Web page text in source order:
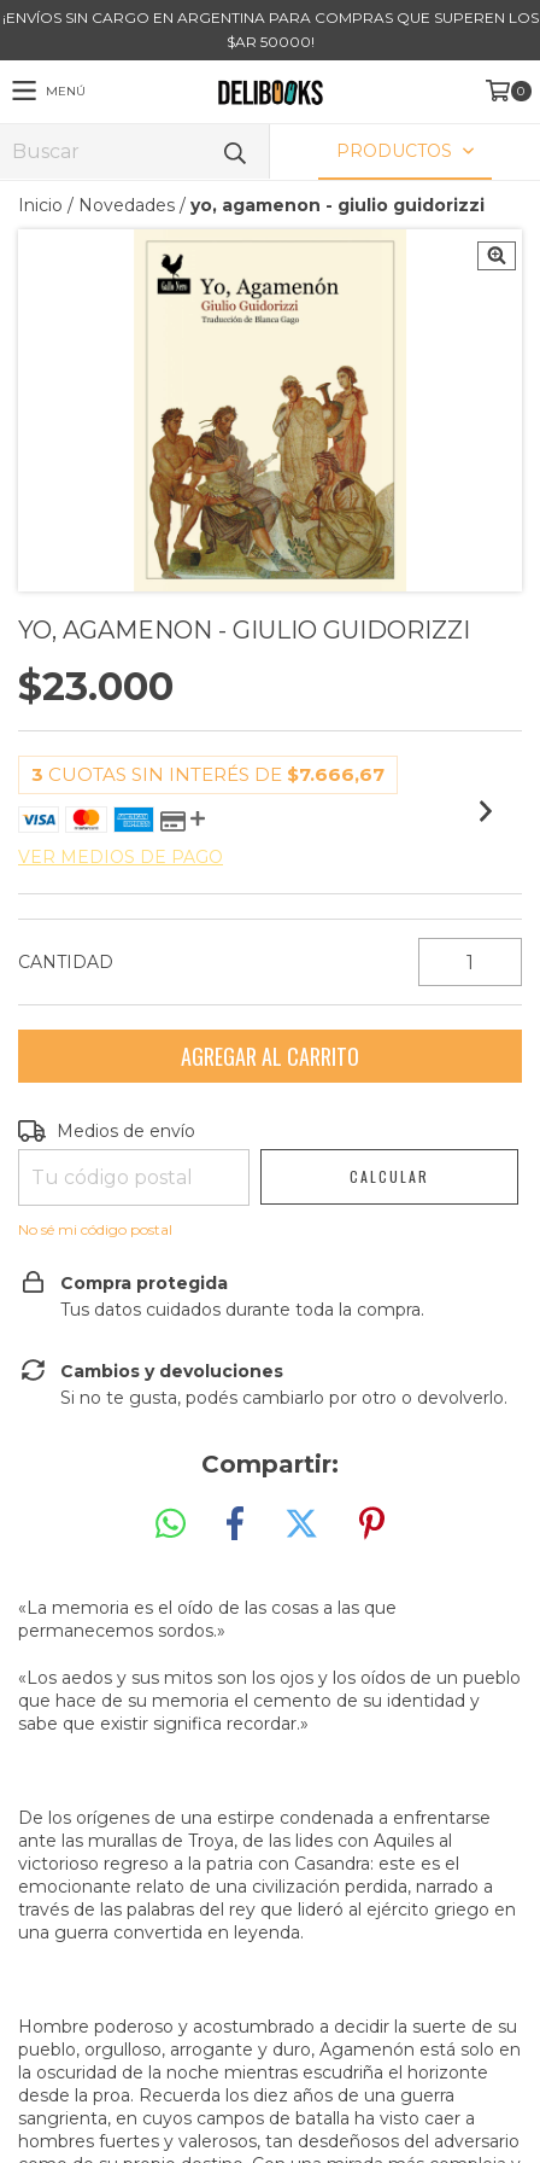
¡ENVÍOS SIN CARGO EN ARGENTINA PARA COMPRAS QUE SUPEREN LOS
$AR 50000!
MENÚ 0
PRODUCTOS
Inicio / Novedades / yo, agamenon - giulio guidorizzi
YO, AGAMENON - GIULIO GUIDORIZZI
$23.000
3 CUOTAS SIN INTERÉS DE $7.666,67
VER MEDIOS DE PAGO
CANTIDAD
Entregas para el CP:
Medios de envío
CALCULAR
No sé mi código postal
Compra protegida
Tus datos cuidados durante toda la compra.
Cambios y devoluciones
Si no te gusta, podés cambiarlo por otro o devolverlo.
Compartir:
«La memoria es el oído de las cosas a las que
permanecemos sordos.»
«Los aedos y sus mitos son los ojos y los oídos de un pueblo
que hace de su memoria el cemento de su identidad y
sabe que existir significa recordar.»
De los orígenes de una estirpe condenada a enfrentarse
ante las murallas de Troya, de las lides con Aquiles al
victorioso regreso a la patria con Casandra: este es el
emocionante relato de una civilización perdida, narrado a
través de las palabras del rey que lideró al ejército griego en
una guerra convertida en leyenda.
Hombre poderoso y acostumbrado a decidir la suerte de su
pueblo, orgulloso, arrogante y duro, Agamenón está solo en
la oscuridad de la noche mientras escudriña el horizonte
desde la proa. Recuerda los diez años de una guerra
sangrienta, en cuyos campos de batalla ha visto caer a
hombres fuertes y valerosos, tan desdeñosos del adversario